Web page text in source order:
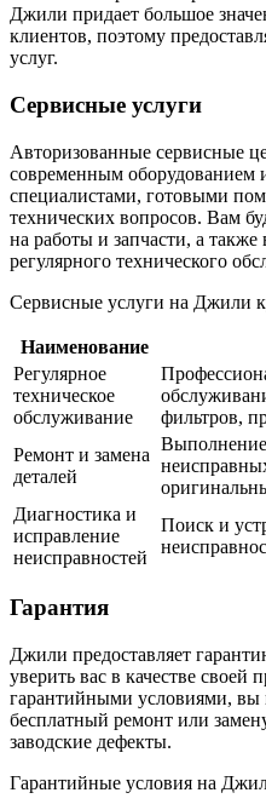
Джили придает большое
клиентов, поэтому
услуг.
Сервисные услуги
Авторизованные сервисные
современным
специалистами, готовыми
технических вопросов. Вам
на работы и запчасти, а
регулярного технического
Сервисные услуги на Джили
Наименование
Регулярное
техническое
обслуживание
фильтров,
Ремонт и замена
деталей
Диагностика и
исправление
неисправностей
Поиск и
Гарантия
Джили предоставляет
уверить вас в качестве своей
гарантийными условиями, вы
бесплатный ремонт или
заводские дефекты.
Гарантийные условия на